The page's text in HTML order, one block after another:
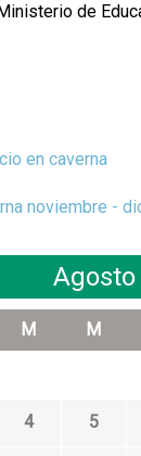
de
en caverna
noviembre -
Agosto
M M
4 5